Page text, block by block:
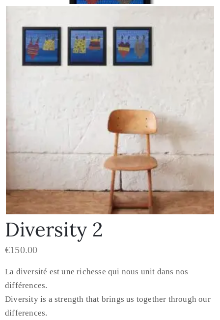
Diversity 2
€150.00
La diversité est une richesse qui nous unit dans nos
différences.
Diversity is a strength that brings us together through our
differences.